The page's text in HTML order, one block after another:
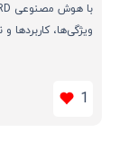
ویژگی‌ها، کاربردها
1